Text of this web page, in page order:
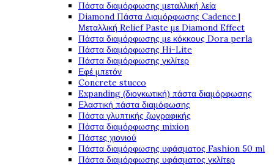
Πάστα διαμόρφωσης μεταλλική λεία
Diamond Πάστα Διαμόρφωσης Cadence |
Μεταλλική Relief Paste με Diamond Effect
Πάστα διαμόρφωσης με κόκκους Dora perla
Πάστα διαμόρφωσης Hi-Lite
Πάστα διαμόρφωσης γκλίτερ
Εφέ μπετόν
Concrete stucco
Expanding (διογκωτική) πάστα διαμόρφωσης
Ελαστική πάστα διαμόφωσης
Πάστα γλυπτικής ζωγραφικής
Πάστα διαμόρφωσης mixion
Πάστες χιονιού
Πάστα διαμόρφωσης υφάσματος Fashion 50 ml
Πάστα διαμόρφωσης υφάσματος γκλίτερ